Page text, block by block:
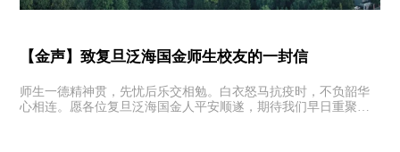
【金声】致复旦泛海国金师生校友的一封信
师生一德精神贯，先忧后乐交相勉。白衣怒马抗疫时，不负韶华
心相连。愿各位复旦泛海国金人平安顺遂，期待我们早日重聚在